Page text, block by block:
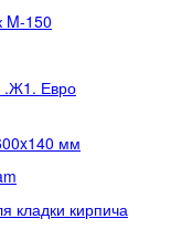
M-150
.Ж1. Евро
мм
кладки кирпича